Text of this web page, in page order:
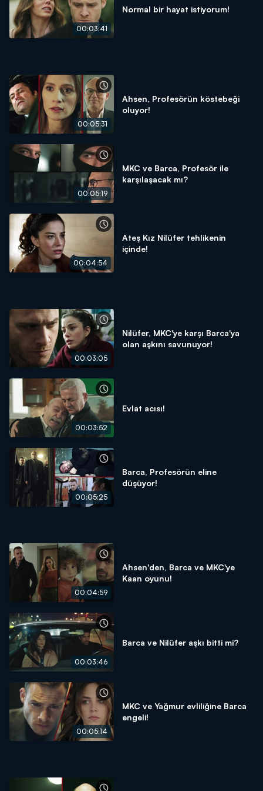
00:03:41
Normal bir hayat istiyorum!
00:05:31
Ahsen, Profesörün köstebeği
oluyor!
00:05:19
MKC ve Barca, Profesör ile
karşılaşacak mı?
00:04:54
Ateş Kız Nilüfer tehlikenin
içinde!
00:03:05
Nilüfer, MKC'ye karşı Barca'ya
olan aşkını savunuyor!
00:03:52
Evlat acısı!
00:05:25
Barca, Profesörün eline
düşüyor!
00:04:59
Ahsen'den, Barca ve MKC'ye
Kaan oyunu!
00:03:46
Barca ve Nilüfer aşkı bitti mi?
00:05:14
MKC ve Yağmur evliliğine Barca
engeli!